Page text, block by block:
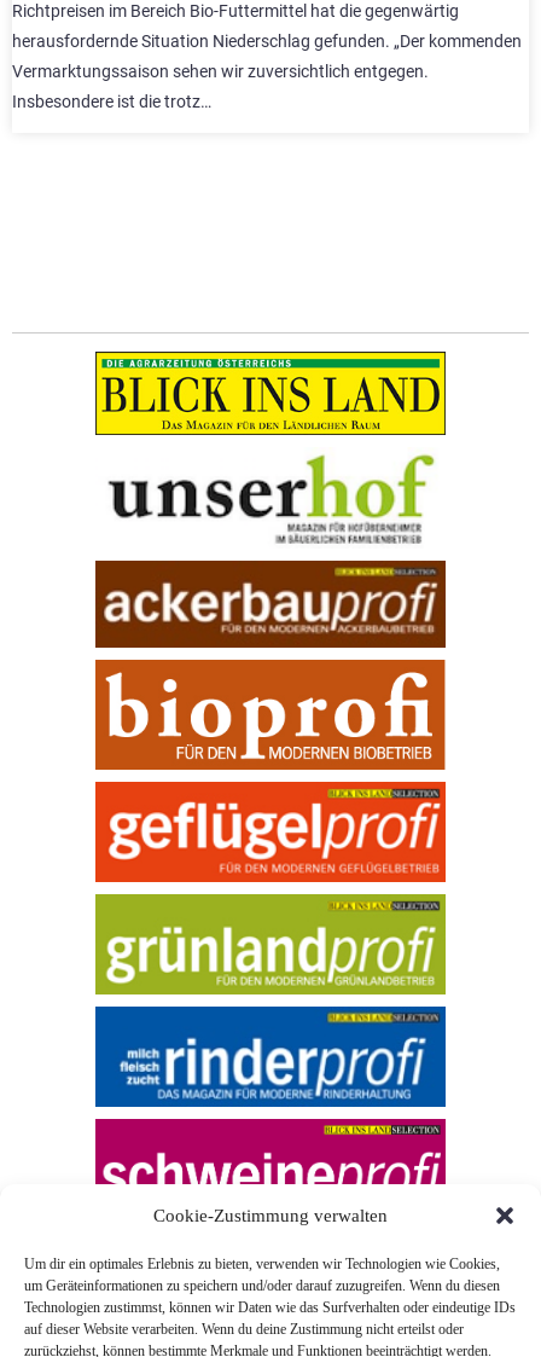
Cookie-Zustimmung verwalten
Um dir ein optimales Erlebnis zu bieten, verwenden wir Technologien wie Cookies,
um Geräteinformationen zu speichern und/oder darauf zuzugreifen. Wenn du diesen
Technologien zustimmst, können wir Daten wie das Surfverhalten oder eindeutige IDs
auf dieser Website verarbeiten. Wenn du deine Zustimmung nicht erteilst oder
zurückziehst, können bestimmte Merkmale und Funktionen beeinträchtigt werden.
Richtpreisen im Bereich Bio-Futtermittel hat die gegenwärtig
herausfordernde Situation Niederschlag gefunden. „Der kommenden
Vermarktungssaison sehen wir zuversichtlich entgegen.
Insbesondere ist die trotz…